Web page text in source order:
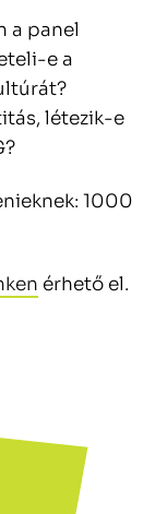
a panel
e a
létezik-e
1000
érhető el.